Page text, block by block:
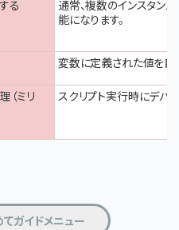
る
通常、複数のインスタン
能になります。
変数に定義された値を自
（ミリ
スクリプト実行時にデバ
ガイドメニュー